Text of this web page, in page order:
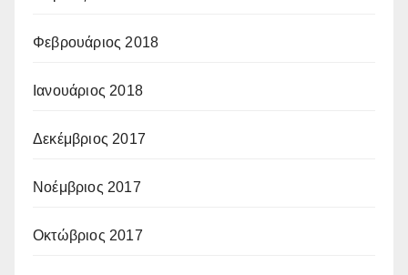
Φεβρουάριος 2018
Ιανουάριος 2018
Δεκέμβριος 2017
Νοέμβριος 2017
Οκτώβριος 2017